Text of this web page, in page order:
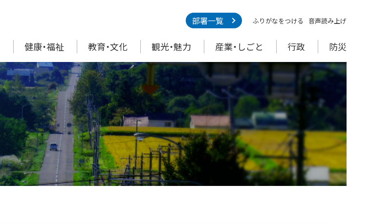
部署一覧 ふりがなをつける 音声読み上げ
健康・福祉 教育・文化 観光・魅力 産業・しごと 行政 防災